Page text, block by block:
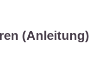
(Anleitung)